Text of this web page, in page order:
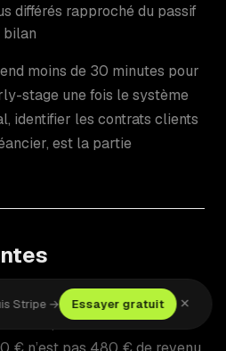
différés rapproché du passif
moins de 30 minutes pour
stage une fois le système
identifier les contrats clients
est la partie
annuels comme un
la plus courante. Un
Stripe → Essayer gratuit ×